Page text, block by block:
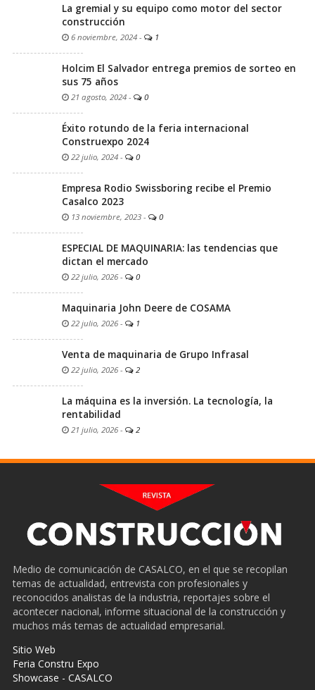
La gremial y su equipo como motor del sector
construcción
6 noviembre, 2024 - 1
Holcim El Salvador entrega premios de sorteo en
sus 75 años
21 agosto, 2024 - 0
Éxito rotundo de la feria internacional
Construexpo 2024
22 julio, 2024 - 0
Empresa Rodio Swissboring recibe el Premio
Casalco 2023
13 noviembre, 2023 - 0
ESPECIAL DE MAQUINARIA: las tendencias que
dictan el mercado
22 julio, 2026 - 0
Maquinaria John Deere de COSAMA
22 julio, 2026 - 1
Venta de maquinaria de Grupo Infrasal
22 julio, 2026 - 2
La máquina es la inversión. La tecnología, la
rentabilidad
21 julio, 2026 - 2
Medio de comunicación de CASALCO, en el que se recopilan
temas de actualidad, entrevista con profesionales y
reconocidos analistas de la industria, reportajes sobre el
acontecer nacional, informe situacional de la construcción y
muchos más temas de actualidad empresarial.
Sitio Web
Feria Constru Expo
Showcase - CASALCO